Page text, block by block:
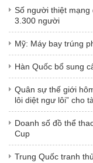
Số người thiệt mạng
3.300 người
Mỹ: Máy bay trúng
Hàn Quốc bổ sung
Quân sự thế giới
lôi diệt ngư lôi” cho
Doanh số đồ thể
Cup
Trung Quốc tranh